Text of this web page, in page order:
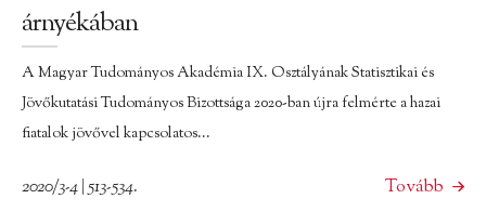
árnyékában
A Magyar Tudományos Akadémia IX. Osztályának Statisztikai és
Jövőkutatási Tudományos Bizottsága 2020-ban újra felmérte a hazai
fiatalok jövővel kapcsolatos...
2020/3-4 | 513-534. Tovább